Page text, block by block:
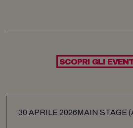
SCOPRI GLI
30 APRILE 2026MAIN STAGE